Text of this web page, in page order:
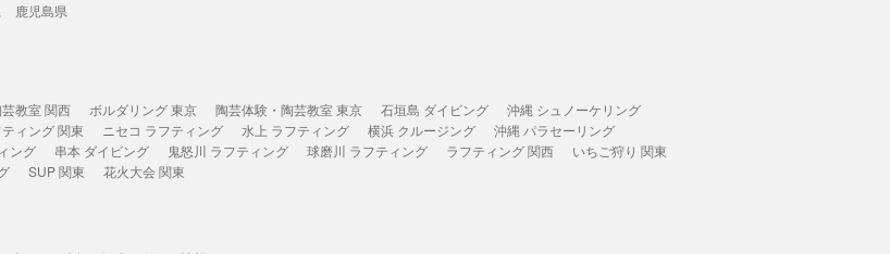
鹿児島県
教室 関西 ボルダリング 東京 陶芸体験・陶芸教室 東京 石垣島 ダイビング
沖縄 シュノーケリング
ィング 関東 ニセコ ラフティング 水上 ラフティング 横浜 クルージング
沖縄 パラセーリング
ング 串本 ダイビング 鬼怒川 ラフティング 球磨川 ラフティング ラフティング 関西
いちご狩り 関東
SUP 関東 花火大会 関東